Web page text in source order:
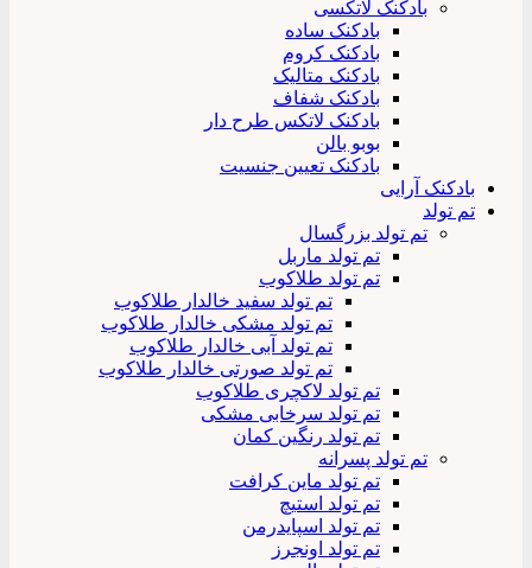
بادکنک لاتکسی
بادکنک ساده
بادکنک کروم
بادکنک متالیک
بادکنک شفاف
بادکنک لاتکس طرح دار
بوبو بالن
بادکنک تعیین جنسیت
بادکنک آرایی
تم تولد
تم تولد بزرگسال
تم تولد ماربل
تم تولد طلاکوب
تم تولد سفید خالدار طلاکوب
تم تولد مشکی خالدار طلاکوب
تم تولد آبی خالدار طلاکوب
تم تولد صورتی خالدار طلاکوب
تم تولد لاکچری طلاکوب
تم تولد سرخابی مشکی
تم تولد رنگین کمان
تم تولد پسرانه
تم تولد ماین کرافت
تم تولد استیچ
تم تولد اسپایدرمن
تم تولد اونجرز